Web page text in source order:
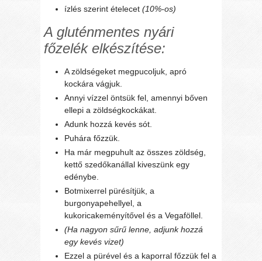
ízlés szerint ételecet(10%-os)
A gluténmentes nyári
főzelék elkészítése:
A zöldségeket megpucoljuk, apró
kockára vágjuk.
Annyi vízzel öntsük fel, amennyi bőven
ellepi a zöldségkockákat.
Adunk hozzá kevés sót.
Puhára főzzük.
Ha már megpuhult az összes zöldség,
kettő szedőkanállal kiveszünk egy
edénybe.
Botmixerrel pürésítjük, a
burgonyapehellyel, a
kukoricakeményítővel és a Vegaföllel.
(Ha nagyon sűrű lenne, adjunk hozzá
egy kevés vizet)
Ezzel a pürével és a kaporral főzzük fel a